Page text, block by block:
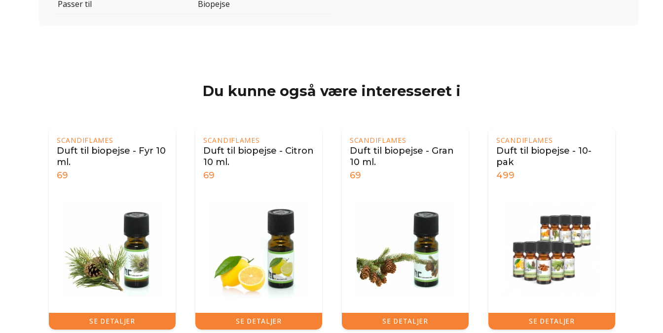
Passer til Biopejse
Du kunne også være interesseret i
SCANDIFLAMES
Duft til biopejse - Fyr 10
ml.
69
SE DETALJER
SCANDIFLAMES
Duft til biopejse - Citron
10 ml.
69
SE DETALJER
SCANDIFLAMES
Duft til biopejse - Gran
10 ml.
69
SE DETALJER
SCANDIFLAMES
Duft til biopejse - 10-
pak
499
SE DETALJER